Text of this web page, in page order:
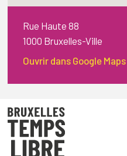
Rue Haute 88
1000 Bruxelles-Ville
Ouvrir dans Google Maps